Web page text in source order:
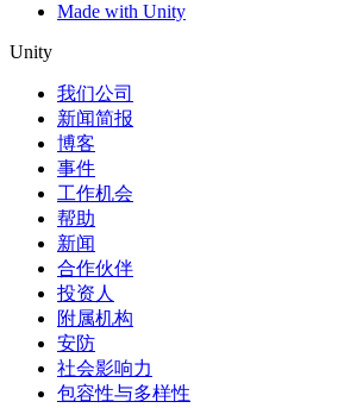
Made with Unity
Unity
我们公司
新闻简报
博客
事件
工作机会
帮助
新闻
合作伙伴
投资人
附属机构
安防
社会影响力
包容性与多样性